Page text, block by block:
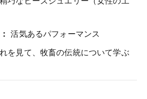
活気あるパフォーマンス
を見て、牧畜の伝統について学ぶ